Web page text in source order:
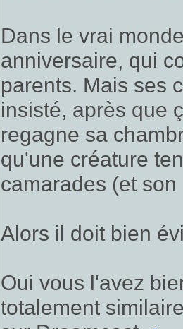
Dans le vrai
anniversaire, qui
parents. Mais ses
insisté, après que
regagne sa
qu'une créature
camarades (et
Alors il doit bien
Oui vous l'avez
totalement